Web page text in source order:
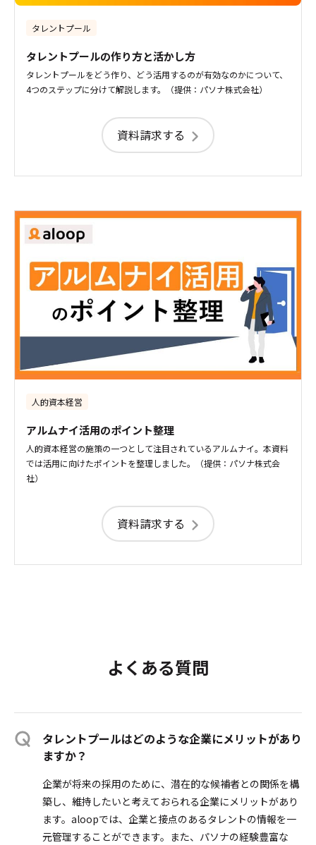
タレントプール
タレントプールの作り方と活かし方
タレントプールをどう作り、どう活用するのが有効なのかについて、
4つのステップに分けて解説します。（提供：パソナ株式会社）
資料請求する
人的資本経営
アルムナイ活用のポイント整理
人的資本経営の施策の一つとして注目されているアルムナイ。本資料
では活用に向けたポイントを整理しました。（提供：パソナ株式会
社）
資料請求する
よくある質問
タレントプールはどのような企業にメリットがあり
ますか？
企業が将来の採用のために、潜在的な候補者との関係を構
築し、維持したいと考えておられる企業にメリットがあり
ます。aloopでは、企業と接点のあるタレントの情報を一
元管理することができます。また、パソナの経験豊富な